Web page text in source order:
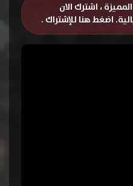
، اشترك الان
اضغط هنا للإشتراك .